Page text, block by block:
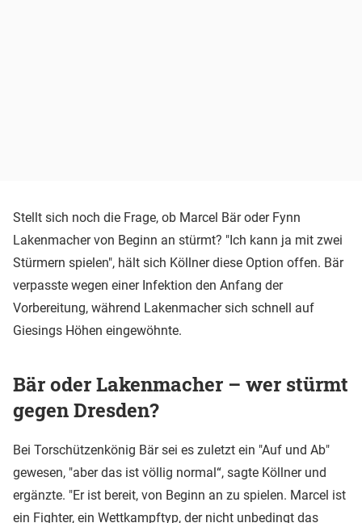
Stellt sich noch die Frage, ob Marcel Bär oder Fynn
Lakenmacher von Beginn an stürmt? "Ich kann ja mit zwei
Stürmern spielen", hält sich Köllner diese Option offen. Bär
verpasste wegen einer Infektion den Anfang der
Vorbereitung, während Lakenmacher sich schnell auf
Giesings Höhen eingewöhnte.
Bär oder Lakenmacher – wer stürmt
gegen Dresden?
Bei Torschützenkönig Bär sei es zuletzt ein "Auf und Ab"
gewesen, "aber das ist völlig normal“, sagte Köllner und
ergänzte. "Er ist bereit, von Beginn an zu spielen. Marcel ist
ein Fighter, ein Wettkampftyp, der nicht unbedingt das